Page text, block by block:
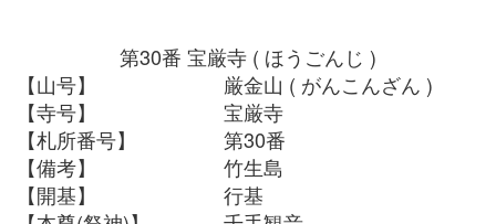
第30番 宝厳寺 ( ほうごんじ )
【山号】
厳金山 ( がんこんざん )
【寺号】
宝厳寺
【札所番号】
第30番
【備考】
竹生島
【開基】
行基